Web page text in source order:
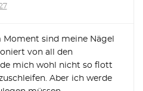
Moment sind meine Nägel
von all den
mich wohl nicht so flott
Aber ich werde